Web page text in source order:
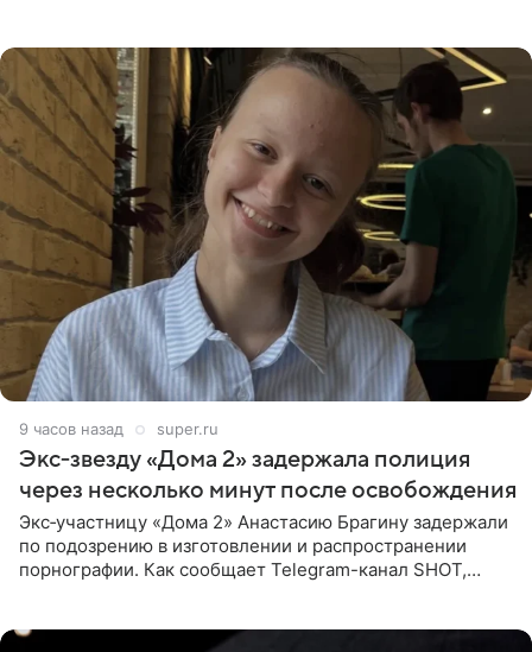
9 часов назад super.ru
Экс‑звезду «Дома 2» задержала полиция
через несколько минут после освобождения
Экс‑участницу «Дома 2» Анастасию Брагину задержали
по подозрению в изготовлении и распространении
порнографии. Как сообщает Telegram-канал SHOT,